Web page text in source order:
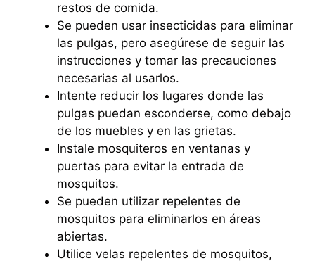
restos de comida.
Se pueden usar insecticidas para eliminar
las pulgas, pero asegúrese de seguir las
instrucciones y tomar las precauciones
necesarias al usarlos.
Intente reducir los lugares donde las
pulgas puedan esconderse, como debajo
de los muebles y en las grietas.
Instale mosquiteros en ventanas y
puertas para evitar la entrada de
mosquitos.
Se pueden utilizar repelentes de
mosquitos para eliminarlos en áreas
abiertas.
Utilice velas repelentes de mosquitos,